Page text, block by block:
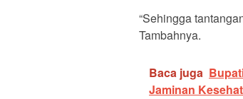
“Sehingga
Tambahnya.
Baca juga
Jaminan